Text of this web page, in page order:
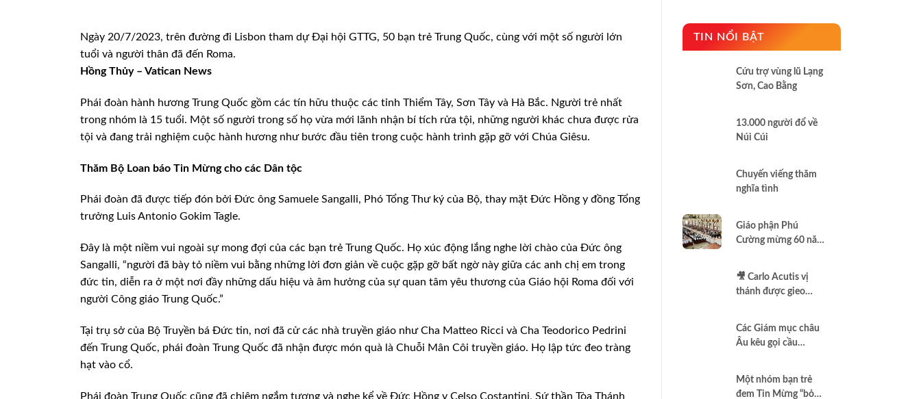
Ngày 20/7/2023, trên đường đi Lisbon tham dự Đại hội GTTG, 50 bạn trẻ Trung Quốc, cùng với một số người lớn
tuổi và người thân đã đến Roma.
Hồng Thủy – Vatican News
Phái đoàn hành hương Trung Quốc gồm các tín hữu thuộc các tỉnh Thiểm Tây, Sơn Tây và Hà Bắc. Người trẻ nhất
trong nhóm là 15 tuổi. Một số người trong số họ vừa mới lãnh nhận bí tích rửa tội, những người khác chưa được rửa
tội và đang trải nghiệm cuộc hành hương như bước đầu tiên trong cuộc hành trình gặp gỡ với Chúa Giêsu.
Thăm Bộ Loan báo Tin Mừng cho các Dân tộc
Phái đoàn đã được tiếp đón bởi Đức ông Samuele Sangalli, Phó Tổng Thư ký của Bộ, thay mặt Đức Hồng y đồng Tổng
trưởng Luis Antonio Gokim Tagle.
Đây là một niềm vui ngoài sự mong đợi của các bạn trẻ Trung Quốc. Họ xúc động lắng nghe lời chào của Đức ông
Sangalli, “người đã bày tỏ niềm vui bằng những lời đơn giản về cuộc gặp gỡ bất ngờ này giữa các anh chị em trong
đức tin, diễn ra ở một nơi đầy những dấu hiệu và âm hưởng của sự quan tâm yêu thương của Giáo hội Roma đối với
người Công giáo Trung Quốc.”
Tại trụ sở của Bộ Truyền bá Đức tin, nơi đã cử các nhà truyền giáo như Cha Matteo Ricci và Cha Teodorico Pedrini
đến Trung Quốc, phái đoàn Trung Quốc đã nhận được món quà là Chuỗi Mân Côi truyền giáo. Họ lập tức đeo tràng
hạt vào cổ.
Phái đoàn Trung Quốc cũng đã chiêm ngắm tượng và nghe kể về Đức Hồng y Celso Costantini, Sứ thần Tòa Thánh
TIN NỔI BẬT
Cứu trợ vùng lũ Lạng
Sơn, Cao Bằng
13.000 người đổ về
Núi Cúi
Chuyến viếng thăm
nghĩa tình
Giáo phận Phú
Cường mừng 60 năm
🎥 Carlo Acutis vị
thánh được gieo
2025 | #15
Các Giám mục châu
Âu kêu gọi cầu
Một nhóm bạn trẻ
đem Tin Mừng “bỏ